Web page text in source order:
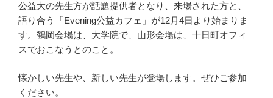
公益大の先生方が話題提供者となり、来場された方と、
語り合う「Evening公益カフェ」が12月4日より始まりま
す。鶴岡会場は、大学院で、山形会場は、十日町オフィ
スでおこなうとのこと。
懐かしい先生や、新しい先生が登場します。ぜひご参加
ください。